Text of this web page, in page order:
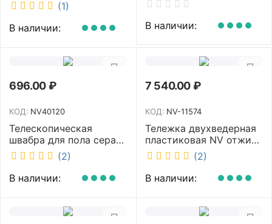
(1)
В наличии:
В наличии:
696.00₽
КОД: NV40120
Телескопическая
швабра для пола серая
NV микрофибра 42 см
NV40120
(2)
В наличии:
7 540.00₽
КОД: NV-11574
Тележка двухведерная
пластиковая NV отжим
2х23л NV-11574
(2)
В наличии: